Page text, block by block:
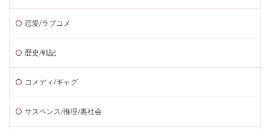
恋愛/ラブコメ
歴史/戦記
コメディ/ギャグ
サスペンス/推理/裏社会